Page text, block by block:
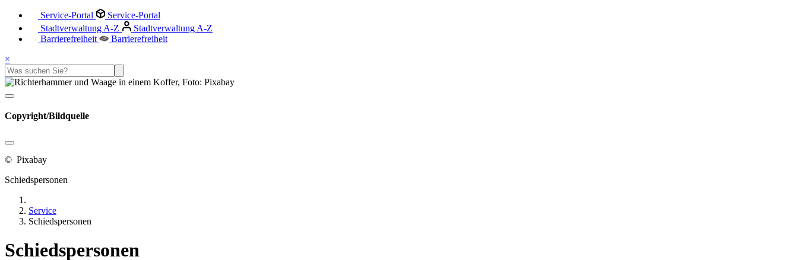
Service-Portal
Service-Portal
Stadtverwaltung A-Z
Stadtverwaltung A-Z
Barrierefreiheit
Barrierefreiheit
×
Copyright/Bildquelle
© Pixabay
Schiedspersonen
Service
Schiedspersonen
Schiedspersonen